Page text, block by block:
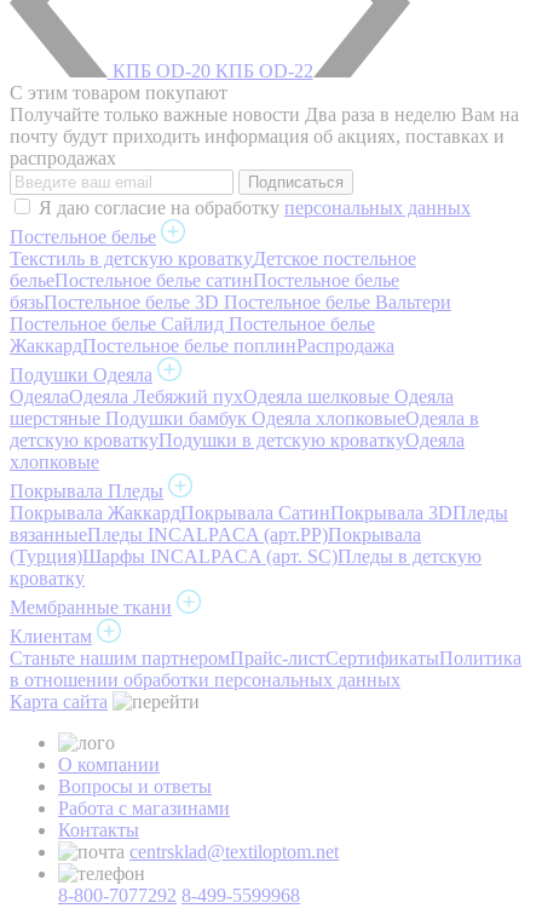
КПБ OD-20 КПБ OD-22
С этим товаром покупают
Получайте только важные новости Два раза в неделю Вам на
почту будут приходить информация об акциях, поставках и
распродажах
Я даю согласие на обработку персональных данных
Постельное белье
Текстиль в детскую кроваткуДетское постельное
бельеПостельное белье сатинПостельное белье
бязьПостельное белье 3D Постельное белье Вальтери
Постельное белье Сайлид Постельное белье
ЖаккардПостельное белье поплинРаспродажа
Подушки Одеяла
ОдеялаОдеяла Лебяжий пухОдеяла шелковые Одеяла
шерстяные Подушки бамбук Одеяла хлопковыеОдеяла в
детскую кроваткуПодушки в детскую кроваткуОдеяла
хлопковые
Покрывала Пледы
Покрывала ЖаккардПокрывала СатинПокрывала 3DПледы
вязанныеПледы INCALPACA (арт.PP)Покрывала
(Турция)Шарфы INCALPACA (арт. SC)Пледы в детскую
кроватку
Мембранные ткани
Клиентам
Станьте нашим партнеромПрайс-листСертификатыПолитика
в отношении обработки персональных данных
Карта сайта
О компании
Вопросы и ответы
Работа с магазинами
Контакты
centrsklad@textiloptom.net
8-800-7077292 8-499-5599968